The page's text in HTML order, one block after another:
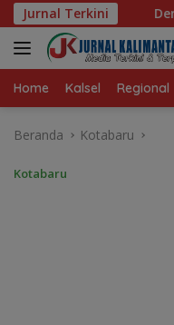
Langsung
ke
konten
Jurnal Terkini
Kalsel Gelar Tiga Aksi
Home Kalsel Regional
Beranda Kotabaru
Kotabaru